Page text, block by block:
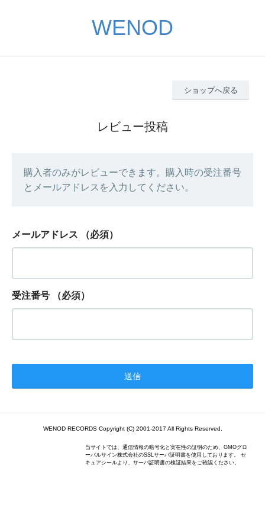
WENOD
ショップへ戻る
レビュー投稿
購入者のみがレビューできます。購入時の受注番号
とメールアドレスを入力してください。
メールアドレス （必須）
受注番号 （必須）
WENOD RECORDS Copyright (C) 2001-2017 All Rights Reserved.
当サイトでは、通信情報の暗号化と実在性の証明のため、GMOグロ
ーバルサイン株式会社のSSLサーバ証明書を使用しております。 セ
キュアシールより、サーバ証明書の検証結果をご確認ください。